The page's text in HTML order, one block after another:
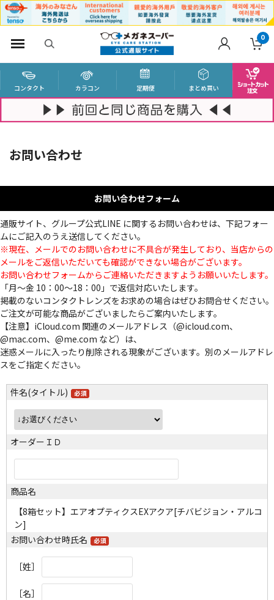
0
コンタクト カラコン 定期便 まとめ買い
お問い合わせ
お問い合わせフォーム
通販サイト、グループ公式LINE に関するお問い合わせは、下記フォー
ムにご記入のうえ送信してください。
※現在、メールでのお問い合わせに不具合が発生しており、当店からの
メールをご返信いただいても確認ができない場合がございます。
お問い合わせフォームからご連絡いただきますようお願いいたします。
「月～金 10：00～18：00」で返信対応いたします。
掲載のないコンタクトレンズをお求めの場合はぜひお問合せください。
ご注文が可能な商品がございましたらご案内いたします。
【注意】iCloud.com 関連のメールアドレス（@icloud.com、
@mac.com、@me.com など）は、
迷惑メールに入ったり削除される現象がございます。別のメールアドレ
スをご指定ください。
件名(タイトル)
オーダーＩＤ
商品名
【8箱セット】エアオプティクスEXアクア[チバビジョン・アルコ
ン]
お問い合わせ時氏名
［姓］
［名］